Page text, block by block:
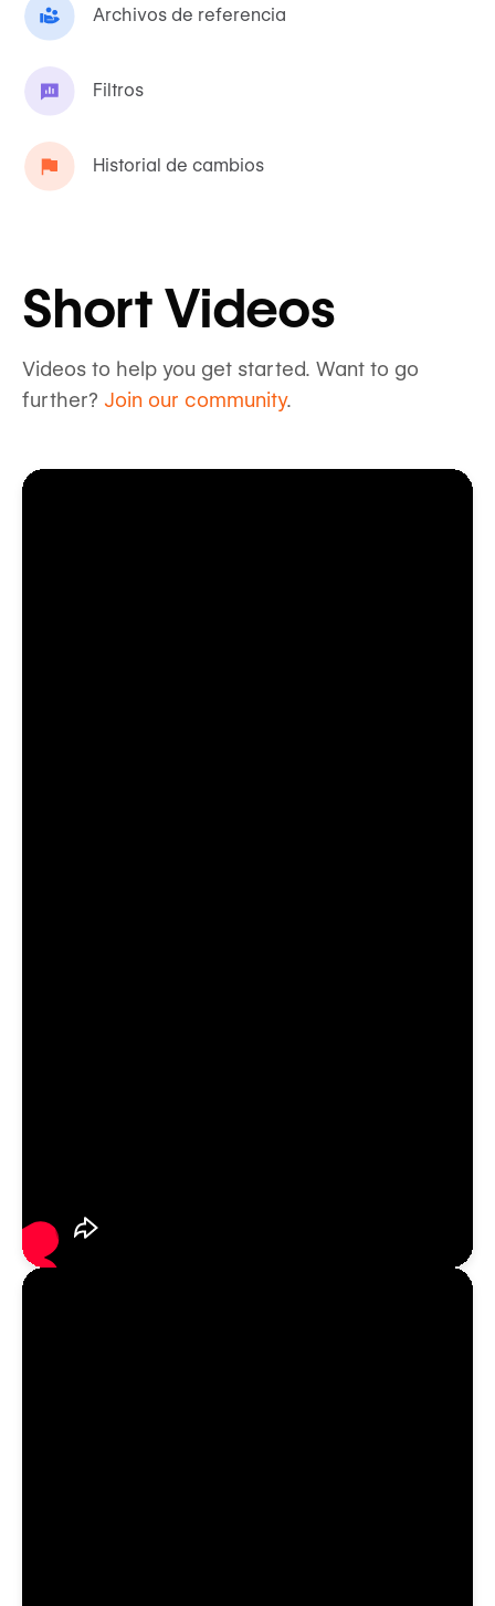
Archivos de referencia
Filtros
Historial de cambios
Short Videos
Videos to help you get started. Want to go
further? Join our community.